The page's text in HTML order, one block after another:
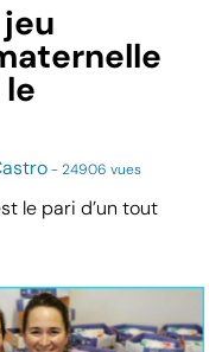
jeu
- 24906 vues
le pari d’un tout